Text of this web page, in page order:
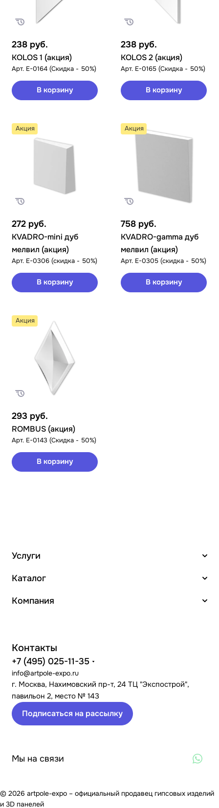
238 руб.
KOLOS 1 (акция)
Арт. E-0164 (Скидка - 50%)
В корзину
238 руб.
KOLOS 2 (акция)
Арт. E-0165 (Скидка - 50%)
В корзину
Акция
272 руб.
KVADRO-mini дуб
мелвил (акция)
Арт. E-0306 (скидка - 50%)
В корзину
Акция
758 руб.
KVADRO-gamma дуб
мелвил (акция)
Арт. E-0305 (скидка - 50%)
В корзину
Акция
293 руб.
ROMBUS (акция)
Арт. E-0143 (Скидка - 50%)
В корзину
Услуги
Каталог
Компания
Контакты
+7 (495) 025-11-35
info@artpole-expo.ru
г. Москва, Нахимовский пр-т, 24 ТЦ "Экспострой",
павильон 2, место № 143
Подписаться на рассылку
Мы на связи
© 2026 artpole-expo – официальный продавец гипсовых изделий
и 3D панелей